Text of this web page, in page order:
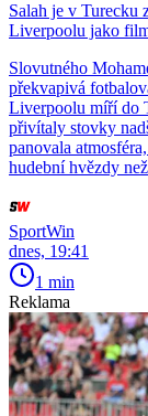
Salah je v Turecku
Liverpoolu jako
Slovutného
překvapivá
Liverpoolu míří do
přivítaly stovky
panovala
hudební hvězdy
SportWin
dnes, 19:41
1 min
Reklama